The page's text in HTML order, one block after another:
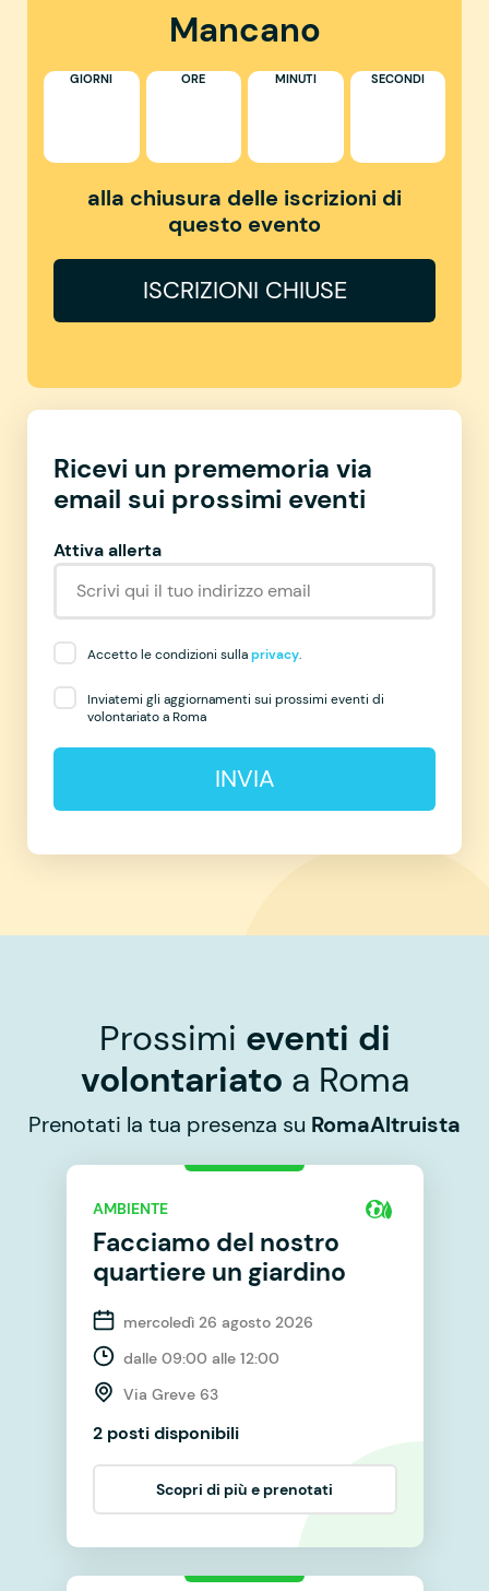
Mancano
GIORNI ORE MINUTI SECONDI
alla chiusura delle iscrizioni di
questo evento
ISCRIZIONI CHIUSE
Ricevi un prememoria via
email sui prossimi eventi
Attiva allerta
Accetto le condizioni sullaprivacy.
Inviatemi gli aggiornamenti sui prossimi eventi di
volontariato a Roma
INVIA
Prossimi eventi di
volontariato a Roma
Prenotati la tua presenza su RomaAltruista
AMBIENTE
Facciamo del nostro
quartiere un giardino
mercoledì 26 agosto 2026
dalle 09:00 alle 12:00
Via Greve 63
2 posti disponibili
Scopri di più e prenotati